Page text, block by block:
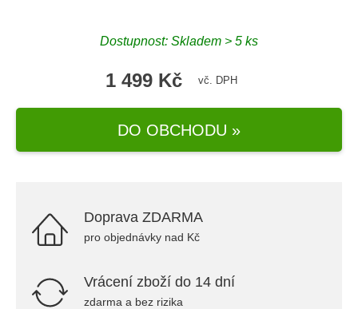
Dostupnost: Skladem > 5 ks
1 499 Kč vč. DPH
DO OBCHODU »
Doprava ZDARMA
pro objednávky nad Kč
Vrácení zboží do 14 dní
zdarma a bez rizika